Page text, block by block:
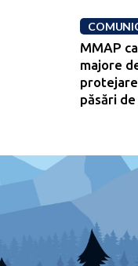
MMAP
majore
păsări